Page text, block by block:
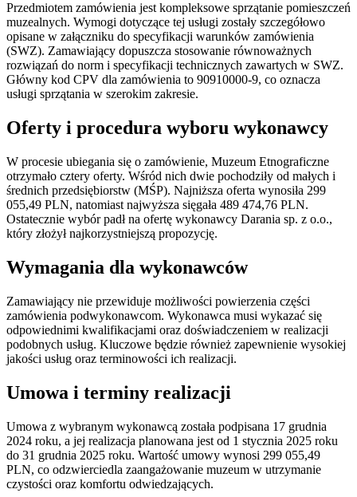
Przedmiotem zamówienia jest kompleksowe sprzątanie pomieszczeń
muzealnych. Wymogi dotyczące tej usługi zostały szczegółowo
opisane w załączniku do specyfikacji warunków zamówienia
(SWZ). Zamawiający dopuszcza stosowanie równoważnych
rozwiązań do norm i specyfikacji technicznych zawartych w SWZ.
Główny kod CPV dla zamówienia to 90910000-9, co oznacza
usługi sprzątania w szerokim zakresie.
Oferty i procedura wyboru wykonawcy
W procesie ubiegania się o zamówienie, Muzeum Etnograficzne
otrzymało cztery oferty. Wśród nich dwie pochodziły od małych i
średnich przedsiębiorstw (MŚP). Najniższa oferta wynosiła 299
055,49 PLN, natomiast najwyższa sięgała 489 474,76 PLN.
Ostatecznie wybór padł na ofertę wykonawcy Darania sp. z o.o.,
który złożył najkorzystniejszą propozycję.
Wymagania dla wykonawców
Zamawiający nie przewiduje możliwości powierzenia części
zamówienia podwykonawcom. Wykonawca musi wykazać się
odpowiednimi kwalifikacjami oraz doświadczeniem w realizacji
podobnych usług. Kluczowe będzie również zapewnienie wysokiej
jakości usług oraz terminowości ich realizacji.
Umowa i terminy realizacji
Umowa z wybranym wykonawcą została podpisana 17 grudnia
2024 roku, a jej realizacja planowana jest od 1 stycznia 2025 roku
do 31 grudnia 2025 roku. Wartość umowy wynosi 299 055,49
PLN, co odzwierciedla zaangażowanie muzeum w utrzymanie
czystości oraz komfortu odwiedzających.